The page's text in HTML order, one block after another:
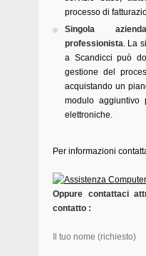
processo di
Singola
professionista. La
a Scandicci può
gestione del
acquistando un
modulo aggiuntivo
elettroniche.
Per informazioni
Oppure contattaci
contatto :
Il tuo nome (richiesto)